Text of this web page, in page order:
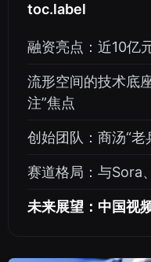
toc.label
融资亮点：近10亿
流形空间的技术底
注”焦点
创始团队：商汤“老
赛道格局：与Sora
未来展望：中国视